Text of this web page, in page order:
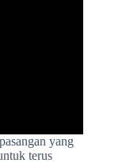
yang
terus